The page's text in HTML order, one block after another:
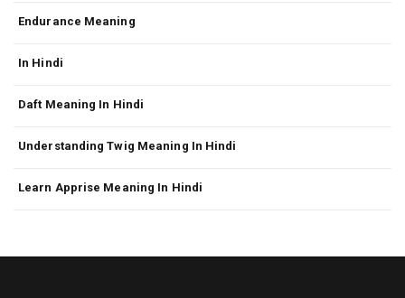
Endurance Meaning
In Hindi
Daft Meaning In Hindi
Understanding Twig Meaning In Hindi
Learn Apprise Meaning In Hindi